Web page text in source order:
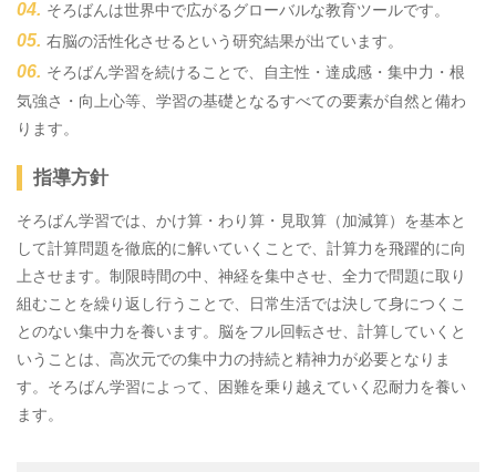
そろばんは世界中で広がるグローバルな教育ツールです。
右脳の活性化させるという研究結果が出ています。
そろばん学習を続けることで、自主性・達成感・集中力・根
気強さ・向上心等、学習の基礎となるすべての要素が自然と備わ
ります。
指導方針
そろばん学習では、かけ算・わり算・見取算（加減算）を基本と
して計算問題を徹底的に解いていくことで、計算力を飛躍的に向
上させます。制限時間の中、神経を集中させ、全力で問題に取り
組むことを繰り返し行うことで、日常生活では決して身につくこ
とのない集中力を養います。脳をフル回転させ、計算していくと
いうことは、高次元での集中力の持続と精神力が必要となりま
す。そろばん学習によって、困難を乗り越えていく忍耐力を養い
ます。